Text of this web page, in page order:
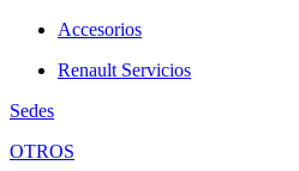
Accesorios
Renault Servicios
Sedes
OTROS